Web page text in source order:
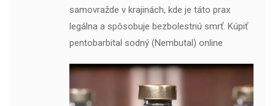
samovražde v krajinách, kde je táto prax
legálna a spôsobuje bezbolestnú smrť. Kúpiť
pentobarbital sodný (Nembutal) online